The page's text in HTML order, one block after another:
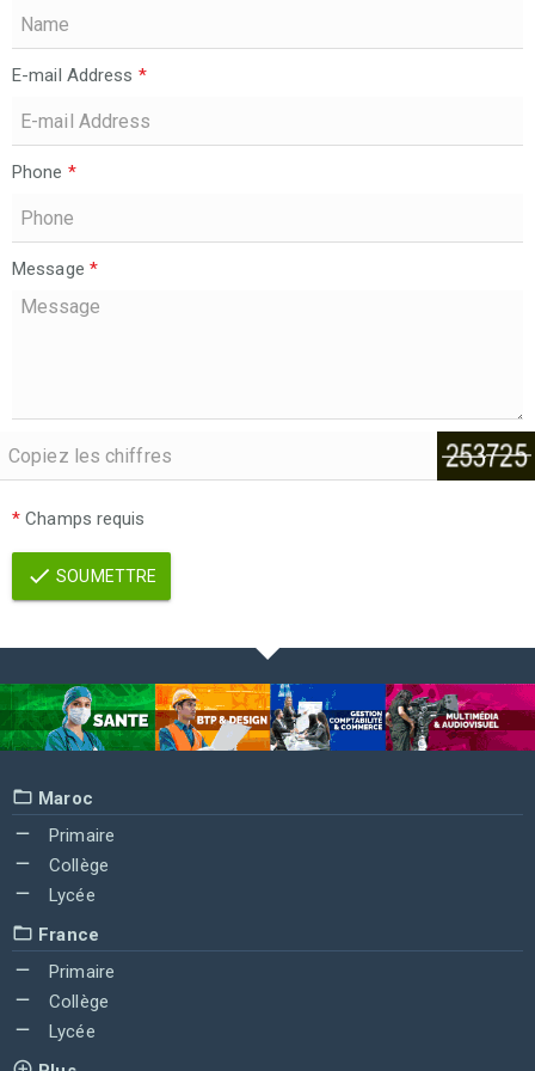
E-mail Address *
Phone *
Message *
* Champs requis
SOUMETTRE
Maroc
Primaire
Collège
Lycée
France
Primaire
Collège
Lycée